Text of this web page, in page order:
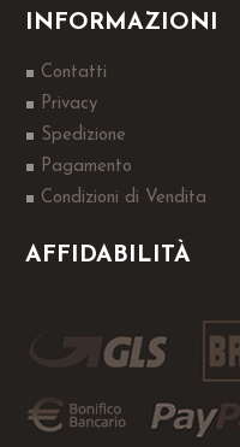
INFORMAZIONI
Contatti
Privacy
Spedizione
Pagamento
Condizioni di Vendita
AFFIDABILITÀ